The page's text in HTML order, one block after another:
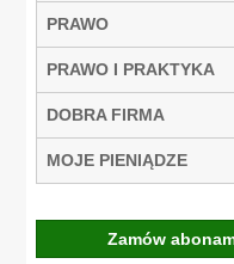
PRAWO
PRAWO I PRAKTYKA
DOBRA FIRMA
MOJE PIENIĄDZE
Zamów